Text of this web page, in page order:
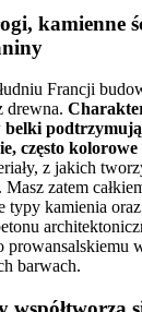
kamienne
Francji
drewna.
często
z jakich
zatem
typy kamienia
prowansalskiemu
barwach.